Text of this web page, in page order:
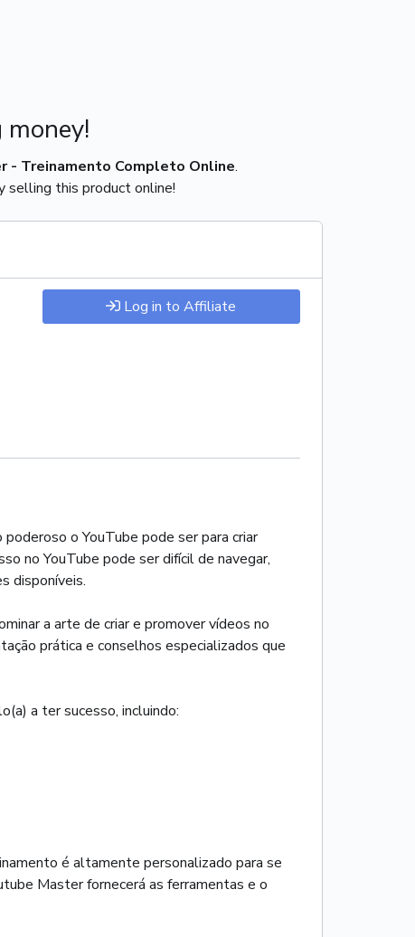
- Treinamento Completo Online.
selling this product online!
Log in to Affiliate
o YouTube pode ser para criar
no YouTube pode ser difícil de navegar,
disponíveis.
a arte de criar e promover vídeos no
prática e conselhos especializados que
a ter sucesso, incluindo:
é altamente personalizado para se
Master fornecerá as ferramentas e o